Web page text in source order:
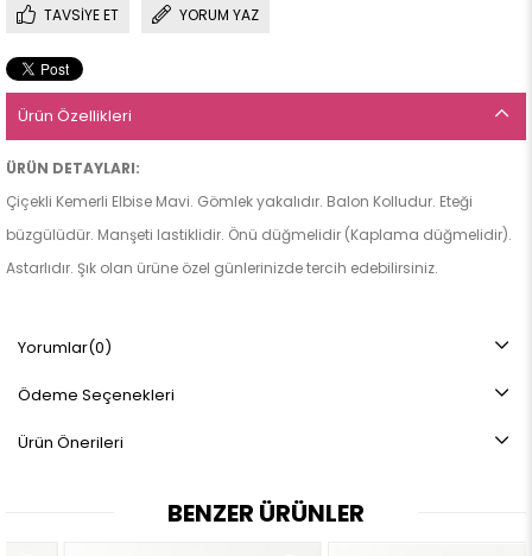
TAVSIYE ET YORUM YAZ
Ürün Özellikleri
ÜRÜN DETAYLARI:
Çiçekli Kemerli Elbise Mavi. Gömlek yakalıdır. Balon Kolludur. Eteği
büzgülüdür. Manşeti lastiklidir. Önü düğmelidir (Kaplama düğmelidir).
Astarlıdır. Şık olan ürüne özel günlerinizde tercih edebilirsiniz.
KUMAŞ ÖZELLİĞİ:
Yorumlar(0)
Ödeme Seçenekleri
Ürün Önerileri
BENZER ÜRÜNLER